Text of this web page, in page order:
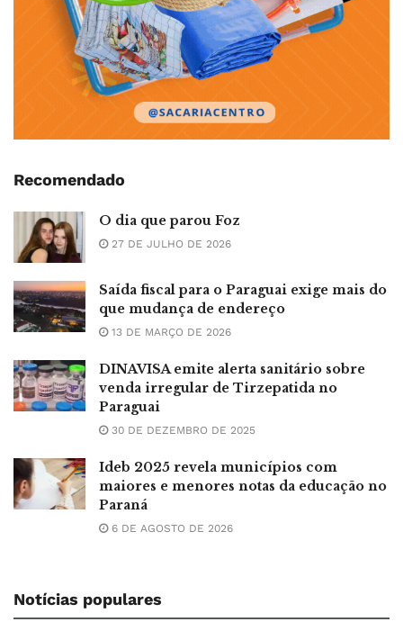
Recomendado
O dia que parou Foz
27 DE JULHO DE 2026
Saída fiscal para o Paraguai exige mais do
que mudança de endereço
13 DE MARÇO DE 2026
DINAVISA emite alerta sanitário sobre
venda irregular de Tirzepatida no
Paraguai
30 DE DEZEMBRO DE 2025
Ideb 2025 revela municípios com
maiores e menores notas da educação no
Paraná
6 DE AGOSTO DE 2026
Notícias populares